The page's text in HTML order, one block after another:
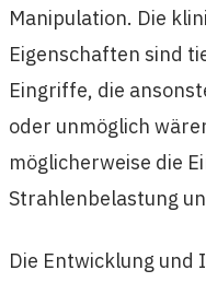
Manipulation. Die
Eigenschaften sind
Eingriffe, die
oder unmöglich
möglicherweise die
Strahlenbelastung
Die Entwicklung